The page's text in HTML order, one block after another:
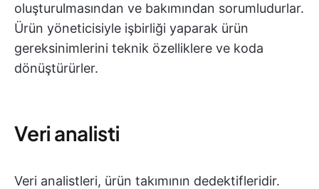
oluşturulmasından ve bakımından sorumludurlar.
Ürün yöneticisiyle işbirliği yaparak ürün
gereksinimlerini teknik özelliklere ve koda
dönüştürürler.
Veri analisti
Veri analistleri, ürün takımının dedektifleridir.